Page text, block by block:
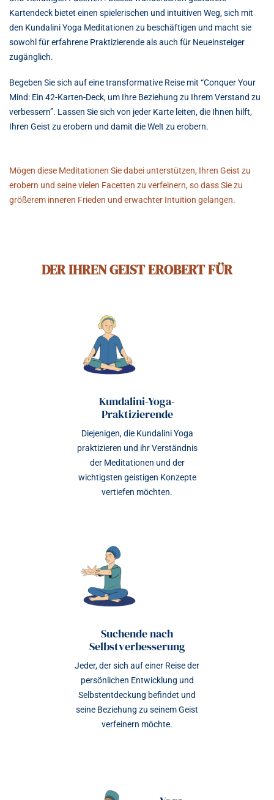
Kartendeck bietet einen spielerischen und intuitiven Weg, sich mit
den Kundalini Yoga Meditationen zu beschäftigen und macht sie
sowohl für erfahrene Praktizierende als auch für Neueinsteiger
zugänglich.
Begeben Sie sich auf eine transformative Reise mit “Conquer Your
Mind: Ein 42-Karten-Deck, um Ihre Beziehung zu Ihrem Verstand zu
verbessern”. Lassen Sie sich von jeder Karte leiten, die Ihnen hilft,
Ihren Geist zu erobern und damit die Welt zu erobern.
Mögen diese Meditationen Sie dabei unterstützen, Ihren Geist zu
erobern und seine vielen Facetten zu verfeinern, so dass Sie zu
größerem inneren Frieden und erwachter Intuition gelangen.
DER IHREN GEIST EROBERTFÜR
Kundalini-Yoga-
Praktizierende
Diejenigen, die Kundalini Yoga
praktizieren und ihr Verständnis
der Meditationen und der
wichtigsten geistigen Konzepte
vertiefen möchten.
Suchende nach
Selbstverbesserung
Jeder, der sich auf einer Reise der
persönlichen Entwicklung und
Selbstentdeckung befindet und
seine Beziehung zu seinem Geist
verfeinern möchte.